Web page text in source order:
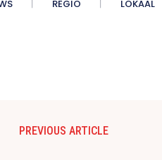
REGIO LOKAAL
PREVIOUS ARTICLE